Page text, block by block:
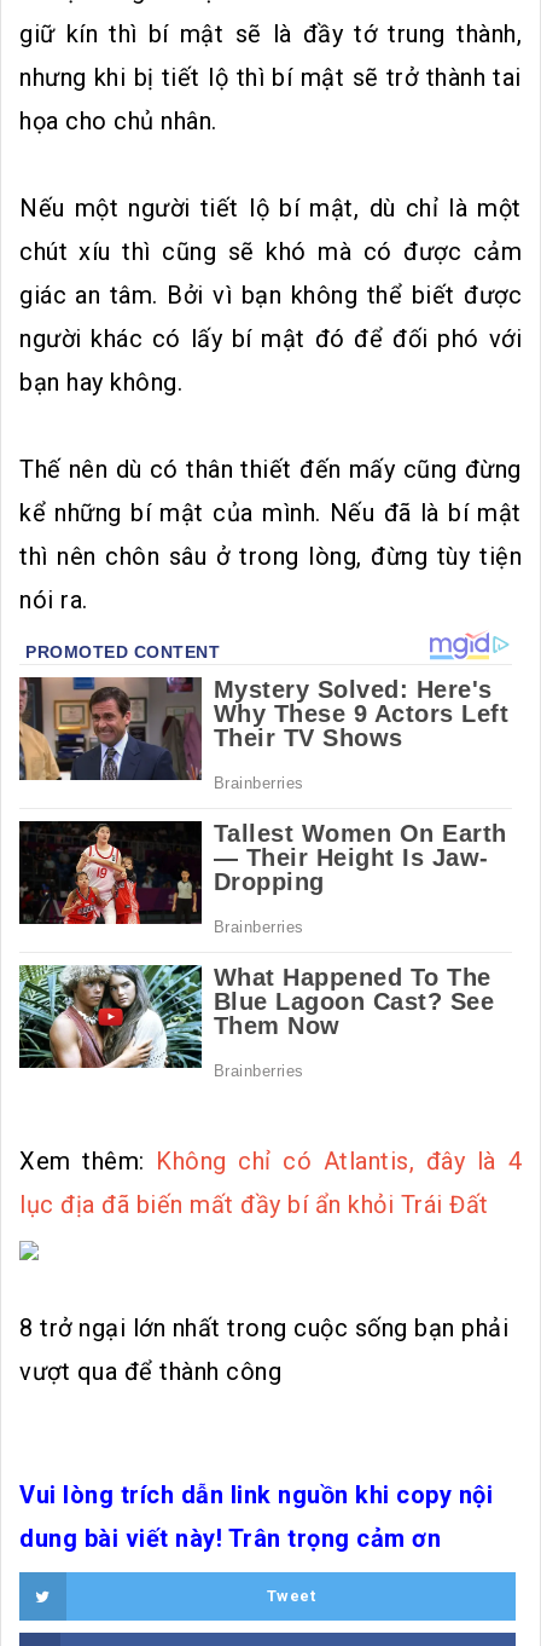
giữ kín thì bí mật sẽ là đầy tớ trung thành,
nhưng khi bị tiết lộ thì bí mật sẽ trở thành tai
họa cho chủ nhân.
Nếu một người tiết lộ bí mật, dù chỉ là một
chút xíu thì cũng sẽ khó mà có được cảm
giác an tâm. Bởi vì bạn không thể biết được
người khác có lấy bí mật đó để đối phó với
bạn hay không.
Thế nên dù có thân thiết đến mấy cũng đừng
kể những bí mật của mình. Nếu đã là bí mật
thì nên chôn sâu ở trong lòng, đừng tùy tiện
nói ra.
Xem thêm: Không chỉ có Atlantis, đây là 4
lục địa đã biến mất đầy bí ẩn khỏi Trái Đất
8 trở ngại lớn nhất trong cuộc sống bạn phải
vượt qua để thành công
Vui lòng trích dẫn link nguồn khi copy nội
dung bài viết này! Trân trọng cảm ơn
Tweet